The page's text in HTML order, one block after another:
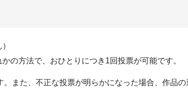
の方法で、おひとりにつき1回投票が可能です。
また、不正な投票が明らかになった場合、作品